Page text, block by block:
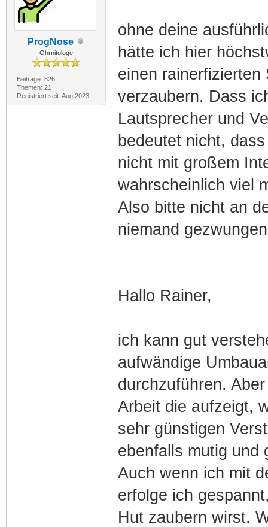
ProgNose
Ohrnitologe
Beiträge: 826
Themen: 21
Registriert seit: Aug 2023
ohne deine
hätte ich hier
einen rainerfizierten
verzaubern. Dass
Lautsprecher und
bedeutet nicht,
nicht mit großem
wahrscheinlich viel
Also bitte nicht an
niemand
Hallo Rainer,
ich kann gut
aufwändige
durchzuführen.
Arbeit die aufzeigt,
sehr günstigen
ebenfalls mutig und
Auch wenn ich mit
erfolge ich
Hut zaubern wirst.